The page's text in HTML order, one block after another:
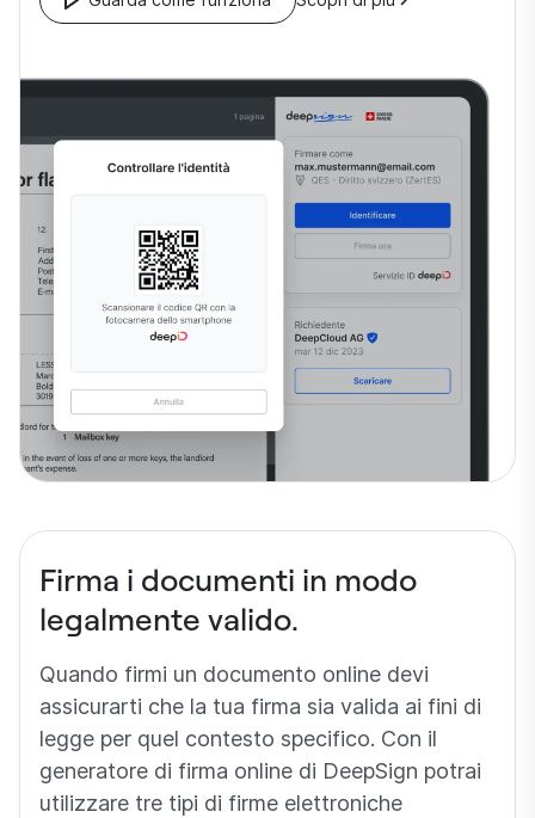
Firma i documenti in modo
legalmente valido.
Quando firmi un documento online devi
assicurarti che la tua firma sia valida ai fini di
legge per quel contesto specifico. Con il
generatore di firma online di DeepSign potrai
utilizzare tre tipi di firme elettroniche